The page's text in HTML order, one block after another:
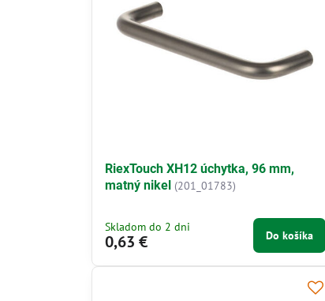
RiexTouch XH12 úchytka, 96 mm,
matný nikel (201_01783)
Skladom do 2 dni
0,63 € Do košíka